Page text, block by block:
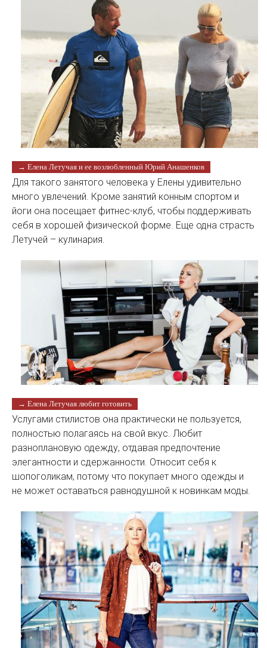
→ Елена Летучая и ее возлюбленный Юрий Анашенков
Для такого занятого человека у Елены удивительно
много увлечений. Кроме занятий конным спортом и
йоги она посещает фитнес-клуб, чтобы поддерживать
себя в хорошей физической форме. Еще одна страсть
Летучей – кулинария.
→ Елена Летучая любит готовить
Услугами стилистов она практически не пользуется,
полностью полагаясь на свой вкус. Любит
разноплановую одежду, отдавая предпочтение
элегантности и сдержанности. Относит себя к
шопоголикам, потому что покупает много одежды и
не может оставаться равнодушной к новинкам моды.